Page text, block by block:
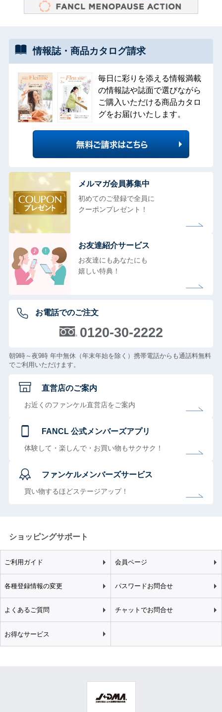
情報誌・ 商品カタログ請求
毎日に彩りを添える情報満載
の情報誌や誌面で選びながら
ご購入いただける商品カタロ
グをお届けいたします。
メルマガ会員募集中
初めてのご登録で全員に
クーポンプレゼント！
お友達紹介サービス
お友達にもあなたにも
嬉しい特典！
お電話でのご注文
0120-30-2222
朝9時～夜9時 年中無休（年末年始を除く）携帯電話からも通話料無料
でご利用いただけます。
直営店のご案内
お近くのファンケル直営店をご案内
FANCL 公式メンバーズアプリ
体験して・楽しんで・お買い物もサクサク！
ファンケルメンバーズサービス
買い物するほどステージアップ！
ショッピングサポート
ご利用ガイド 会員ページ
各種登録情報の変更 パスワードお問合せ
よくあるご質問 チャットでお問合せ
お得なサービス